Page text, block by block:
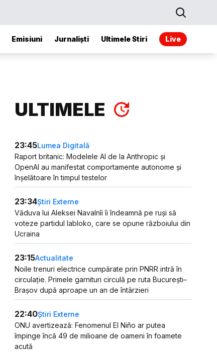
Emisiuni Jurnaliști Ultimele Stiri Live
ULTIMELE
23:45Lumea Digitală
Raport britanic: Modelele AI de la Anthropic și
OpenAI au manifestat comportamente autonome și
înșelătoare în timpul testelor
23:34Știri Externe
Văduva lui Aleksei Navalnîi îi îndeamnă pe ruși să
voteze partidul Iabloko, care se opune războiului din
Ucraina
23:15Actualitate
Noile trenuri electrice cumpărate prin PNRR intră în
circulație. Primele garnituri circulă pe ruta București–
Brașov după aproape un an de întârzieri
22:40Știri Externe
ONU avertizează: Fenomenul El Niño ar putea
împinge încă 49 de milioane de oameni în foamete
acută